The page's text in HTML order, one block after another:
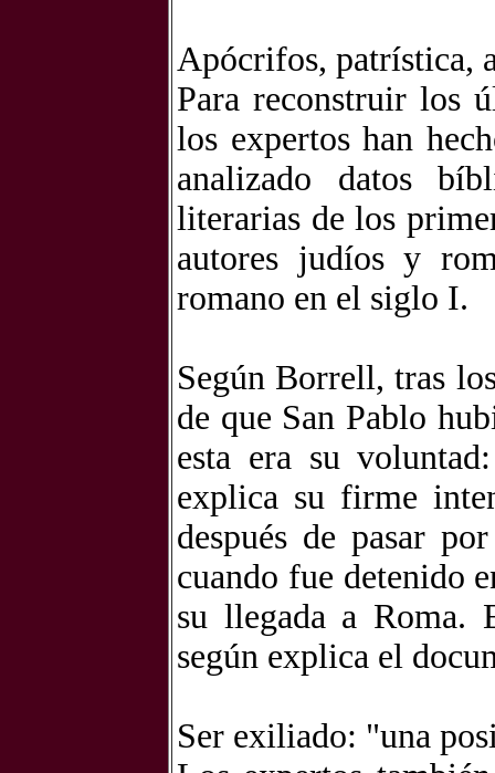
Apócrifos, patrística,
Para reconstruir los
los expertos han
analizado datos
literarias de los
autores judíos y
romano en el siglo I.
Según Borrell, tras
de que San Pablo
esta era su
explica su firme
después de pasar
cuando fue detenido
su llegada a Roma.
según explica el
Ser exiliado: "una